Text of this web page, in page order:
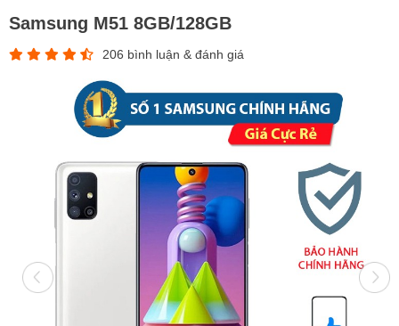
Samsung M51 8GB/128GB
206 bình luận & đánh giá